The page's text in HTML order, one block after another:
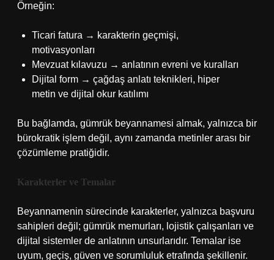
Örneğin:
Ticari fatura → karakterin geçmişi,
motivasyonları
Mevzuat kılavuzu → anlatının evreni ve kuralları
Dijital form → çağdaş anlatı teknikleri, hiper
metin ve dijital okur katılımı
Bu bağlamda, gümrük beyannamesi almak, yalnızca bir
bürokratik işlem değil, aynı zamanda metinler arası bir
çözümleme pratiğidir.
Karakterler ve Temalar
Beyannamenin sürecinde karakterler, yalnızca başvuru
sahipleri değil; gümrük memurları, lojistik çalışanları ve
dijital sistemler de anlatının unsurlarıdır. Temalar ise
uyum, geçiş, güven ve sorumluluk etrafında şekillenir.